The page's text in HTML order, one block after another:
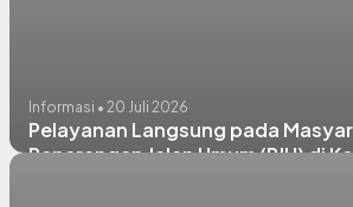
Informasi • 20 Juli 2026
Pelayanan Langsung pada
Penerangan Jalan Umum (PJU) di